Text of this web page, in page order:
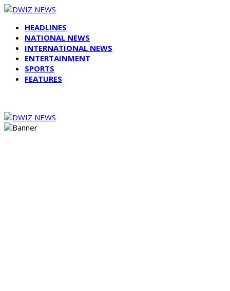
HEADLINES
NATIONAL NEWS
INTERNATIONAL NEWS
ENTERTAINMENT
SPORTS
FEATURES